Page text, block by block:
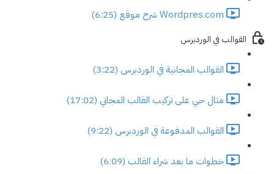
Wordpres.com شرح موقع (6:25)
القوالب في الوردبرس
القوالب المجانية في الوردبرس (3:22)
مثال حي على تركيب القالب المجاني (17:02)
القوالب المدفوعة في الوردبرس (9:22)
خطوات ما بعد شراء القالب (6:09)